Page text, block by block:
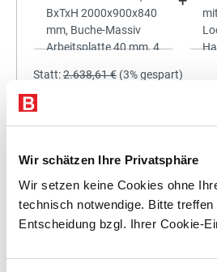
Wir schätzen Ihre Privatsphäre
Wir setzen keine Cookies ohne
technisch notwendige. Bitte
Entscheidung bzgl. Ihrer Cookie-
Statt:2.638,61 € (3%gespart)
Preis für alle: